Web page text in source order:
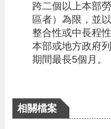
專
區
跨二個以上本部
區者）為限，並
整合性或中長程
本部或地方政府
期間最長5個月。
相關檔案